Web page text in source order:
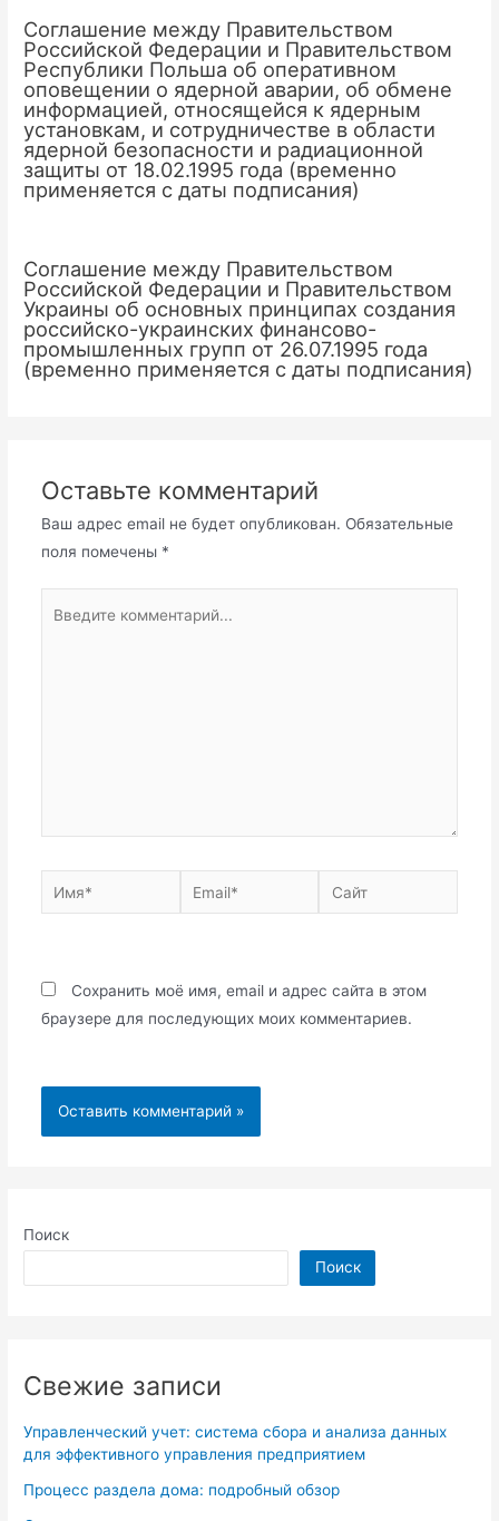
Поиск
Поиск
Свежие записи
Управленческий учет: система сбора и анализа данных
для эффективного управления предприятием
Процесс раздела дома: подробный обзор
Соглашение между Правительством
Российской Федерации и Правительством
Республики Польша об оперативном
оповещении о ядерной аварии, об обмене
информацией, относящейся к ядерным
установкам, и сотрудничестве в области
ядерной безопасности и радиационной
защиты от 18.02.1995 года (временно
применяется с даты подписания)
Соглашение между Правительством
Российской Федерации и Правительством
Украины об основных принципах создания
российско-украинских финансово-
промышленных групп от 26.07.1995 года
(временно применяется с даты подписания)
Оставьте комментарий
Ваш адрес email не будет опубликован. Обязательные
поля помечены *
комментарий...
Имя* Email* Сайт
Сохранить моё имя, email и адрес сайта в этом
браузере для последующих моих комментариев.